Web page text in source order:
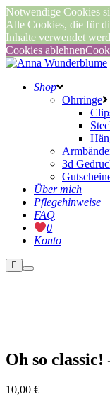
Notwendige Cookies
Alle Cookies, die für
Inhalte verwendet
Cookies ablehnen
Shop
Ohrringe
3d
Über mich
Pflegehinweise
FAQ
0
Konto
Weitere
Informationen
Hauptmenü
Oh so classic!
10,00 €